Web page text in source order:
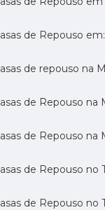
Casas de Repouso
Casas de repouso
Casas de Repouso
Casas de Repouso
Casas de Repouso
Casas de Repouso